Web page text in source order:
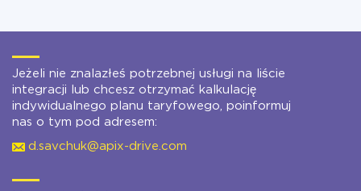
Jeżeli nie znalazłeś potrzebnej usługi na liście
integracji lub chcesz otrzymać kalkulację
indywidualnego planu taryfowego, poinformuj
nas o tym pod adresem:
d.savchuk@apix-drive.com